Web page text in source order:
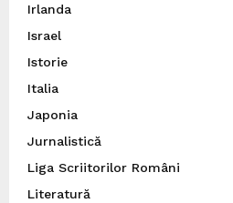
Irlanda
Israel
Istorie
Italia
Japonia
Jurnalistică
Liga Scriitorilor Români
Literatură